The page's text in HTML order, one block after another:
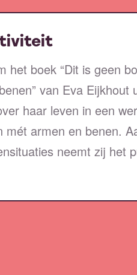
het boek “Dit is geen
van Eva Eijkhout
haar leven in een
mét armen en benen.
neemt zij het